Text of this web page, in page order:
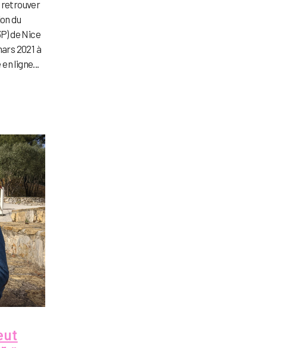
retrouver
du
de Nice
2021 à
ligne...